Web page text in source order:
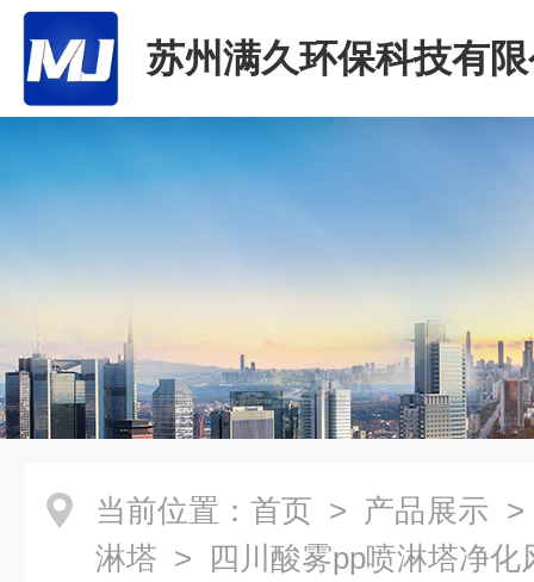
苏州满久环保科技有
当前位置： 首页 > 产品展示
淋塔 > 四川酸雾pp喷淋塔净化